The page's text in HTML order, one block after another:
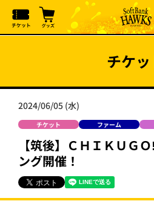
チケッ
2024/06/05 (水)
チケット ファーム
【筑後】ＣＨＩＫＵＧ
ング開催！